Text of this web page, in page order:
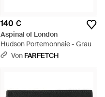
140 €
Aspinal of London
Hudson Portemonnaie - Grau
Von FARFETCH